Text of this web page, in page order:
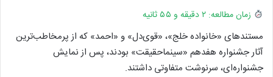
زمان مطالعه: ۲ دقیقه و ۵۵ ثانیه
مستندهای «خانواده خلج»، «قوی‌دل» و «احمد» که از پرمخاطب‌ترین
آثار جشنواره هفدهم «سینماحقیقت» بودند، پس از نمایش
جشنواره‌ای، سرنوشت متفاوتی داشتند.